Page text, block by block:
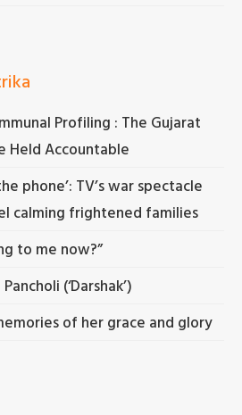
Profiling : The Gujarat
Held Accountable
phone’: TV’s war spectacle
calming frightened families
to me now?”
(‘Darshak’)
of her grace and glory